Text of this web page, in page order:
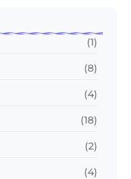
(1)
(8)
(4)
(18)
(2)
(4)